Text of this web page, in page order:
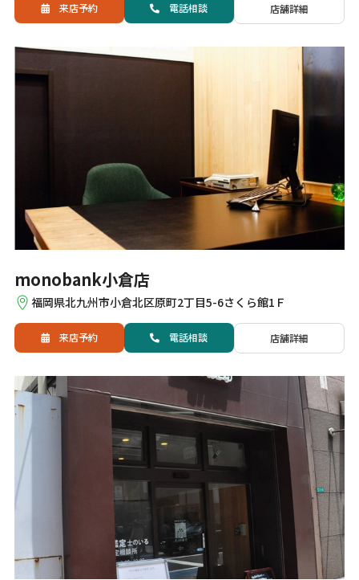
来店予約 電話相談 店舗詳細
monobank小倉店
福岡県北九州市小倉北区原町2丁目5-6さくら館1Ｆ
来店予約 電話相談 店舗詳細